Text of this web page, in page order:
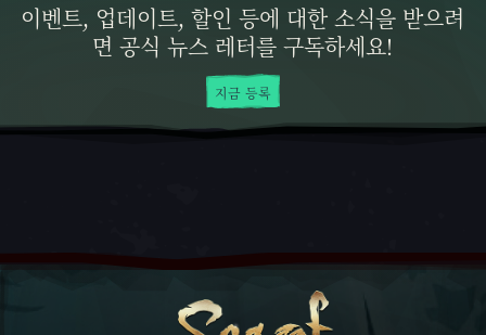
이벤트, 업데이트, 할인 등에 대한 소식을 받으려
면 공식 뉴스 레터를 구독하세요!
지금 등록